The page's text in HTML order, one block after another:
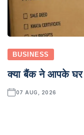
BUSINESS
क्या बैंक ने आपके घर
07 AUG, 2026